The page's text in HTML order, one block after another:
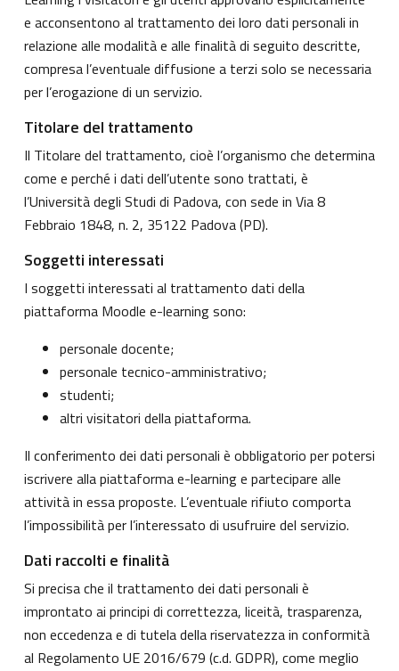
e acconsentono al trattamento dei loro dati personali in
relazione alle modalità e alle finalità di seguito descritte,
compresa l’eventuale diffusione a terzi solo se necessaria
per l’erogazione di un servizio.
Titolare del trattamento
Il Titolare del trattamento, cioè l’organismo che determina
come e perché i dati dell’utente sono trattati, è
l’Università degli Studi di Padova, con sede in Via 8
Febbraio 1848, n. 2, 35122 Padova (PD).
Soggetti interessati
I soggetti interessati al trattamento dati della
piattaforma Moodle e-learning sono:
personale docente;
personale tecnico-amministrativo;
studenti;
altri visitatori della piattaforma.
Il conferimento dei dati personali è obbligatorio per potersi
iscrivere alla piattaforma e-learning e partecipare alle
attività in essa proposte. L’eventuale rifiuto comporta
l’impossibilità per l’interessato di usufruire del servizio.
Dati raccolti e finalità
Si precisa che il trattamento dei dati personali è
improntato ai principi di correttezza, liceità, trasparenza,
non eccedenza e di tutela della riservatezza in conformità
al Regolamento UE 2016/679 (c.d. GDPR), come meglio